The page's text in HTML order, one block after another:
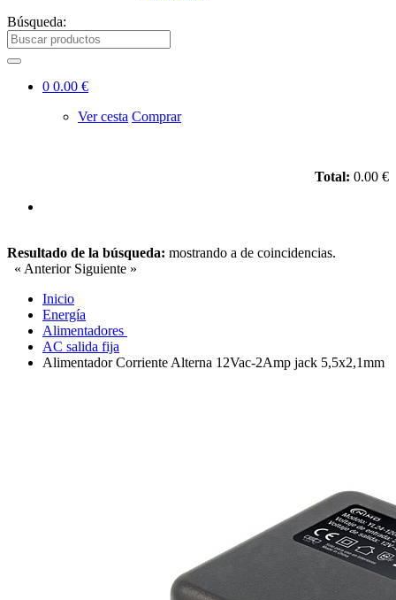
Búsqueda:
0 0.00 €
Ver cesta Comprar
Total: 0.00 €
Resultado de la búsqueda: mostrando a de coincidencias.
« Anterior Siguiente »
Inicio
Energía
Alimentadores
AC salida fija
Alimentador Corriente Alterna 12Vac-2Amp jack 5,5x2,1mm